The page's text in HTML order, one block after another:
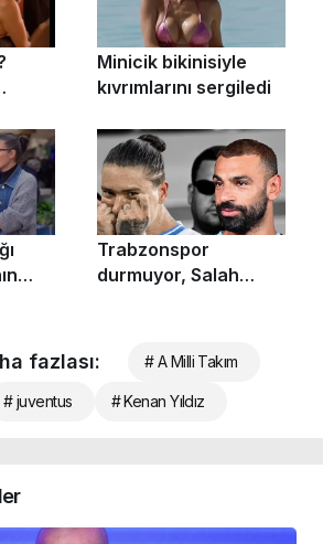
fazlası: # A Milli Takım
# juventus # Kenan Yıldız